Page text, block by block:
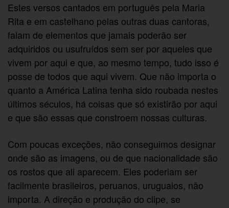
Estes versos cantados em português pela Maria
Rita e em castelhano pelas outras duas cantoras,
falam de elementos que jamais poderão ser
adquiridos ou usufruídos sem ser por aqueles que
vivem por aqui e que, ao mesmo tempo, tudo isso é
posse de todos que aqui vivem. Que não importa o
quanto a América Latina tenha sido roubada nestes
últimos séculos, há coisas que só existirão por aqui
e que são essas que constroem nossas culturas.
Com poucas exceções, não conseguimos designar
onde são as imagens, ou de que nacionalidade são
os rostos que ali aparecem. Eles poderiam ser
facilmente brasileiros, peruanos, uruguaios, não
importa. A direção e produção do clipe, se